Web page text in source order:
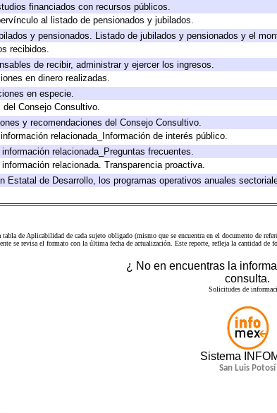
financiados con recursos públicos.
al listado de pensionados y jubilados.
y pensionados. Listado de jubilados y pensionados y el
recibidos.
de recibir, administrar y ejercer los ingresos.
en dinero realizadas.
en especie.
Consejo Consultivo.
y recomendaciones del Consejo Consultivo.
relacionada_Información de interés público.
relacionada_Preguntas frecuentes.
relacionada. Transparencia proactiva.
Estatal de Desarrollo, los programas operativos anuales
de Aplicabilidad de cada sujeto obligado (mismo que se encuentra en el documento de
se revisa el formato con la última fecha de actualización. Este reporte, refleja la cantidad
¿ No en encuentras la
consulta.
Solicitudes de
Sistema
San Luis Potosí